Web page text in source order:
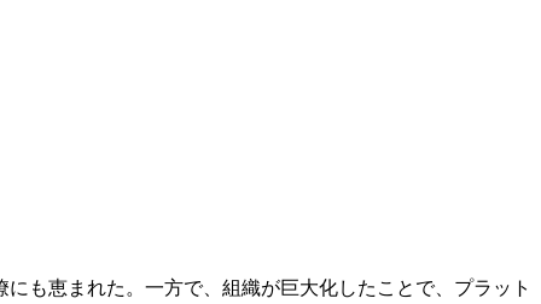
も恵まれた。一方で、組織が巨大化したことで、プラット